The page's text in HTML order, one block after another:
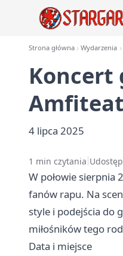
Strona główna Wydarzenia
Koncert
4 lipca 2025
1 min czytania
W połowie sierpnia
fanów rapu. Na
style i podejścia do
miłośników tego
Data i miejsce